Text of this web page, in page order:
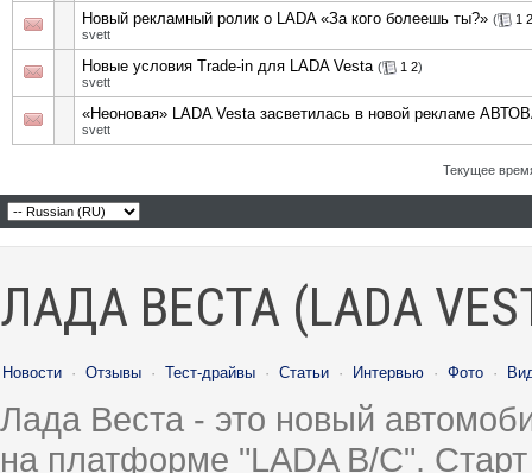
Новый рекламный ролик о LADA «За кого болеешь ты?» ( 1 2
svett
Новые условия Trade-in для LADA Vesta ( 1 2)
svett
«Неоновая» LADA Vesta засветилась в новой рекламе
svett
Текущее
ЛАДА ВЕСТА (LADA
Новости · Отзывы · Тест-драйвы · Статьи · Интервью · Фото ·
Лада Веста - это новый
на платформе "LADA B/C".